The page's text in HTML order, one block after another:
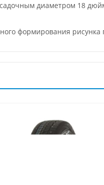
диаметром 18
формирования